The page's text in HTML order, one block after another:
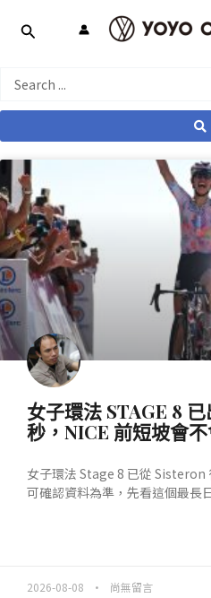
Search
女子環法 STAGE 8
秒，NICE 前短坡會
女子環法 Stage 8 已從 Sisteron
可確認資料為準，先看這個最長
2026-08-08 尚無留言